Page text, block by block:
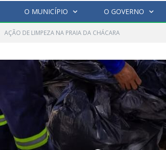
O MUNICÍPIO O GOVERNO
AÇÃO DE LIMPEZA NA PRAIA DA CHÁCARA